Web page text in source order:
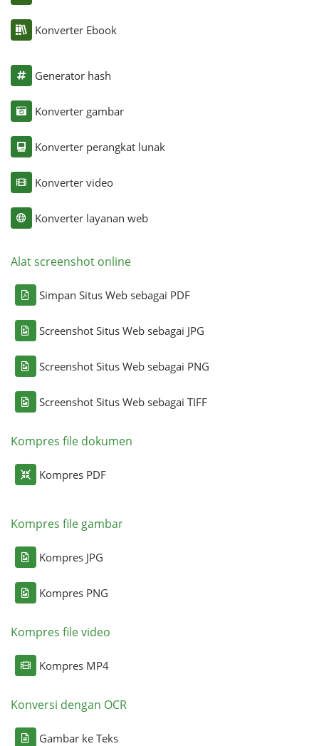
Konverter Ebook
Generator hash
Konverter gambar
Konverter perangkat lunak
Konverter video
Konverter layanan web
Alat screenshot online
Simpan Situs Web sebagai PDF
Screenshot Situs Web sebagai JPG
Screenshot Situs Web sebagai PNG
Screenshot Situs Web sebagai TIFF
Kompres file dokumen
Kompres PDF
Kompres file gambar
Kompres JPG
Kompres PNG
Kompres file video
Kompres MP4
Konversi dengan OCR
Gambar ke Teks